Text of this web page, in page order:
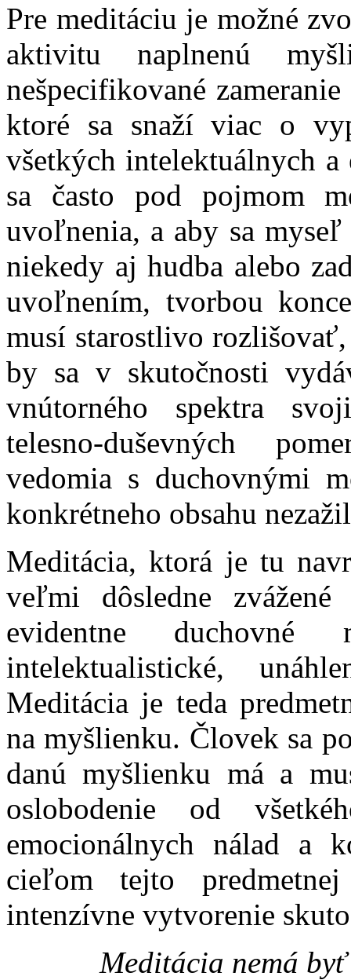
Pre meditáciu je možné
aktivitu naplnenú
nešpecifikované
ktoré sa snaží viac o
všetkých intelektuálnych
sa často pod pojmom
uvoľnenia, a aby sa
niekedy aj hudba alebo
uvoľnením, tvorbou
musí starostlivo
by sa v skutočnosti
vnútorného spektra
telesno-duševných
vedomia s duchovnými
konkrétneho obsahu
Meditácia, ktorá je tu
veľmi dôsledne
evidentne duchovné
intelektualistické,
Meditácia je teda
na myšlienku. Človek sa
danú myšlienku má a
oslobodenie od
emocionálnych nálad a
cieľom tejto
intenzívne vytvorenie
Meditácia nemá